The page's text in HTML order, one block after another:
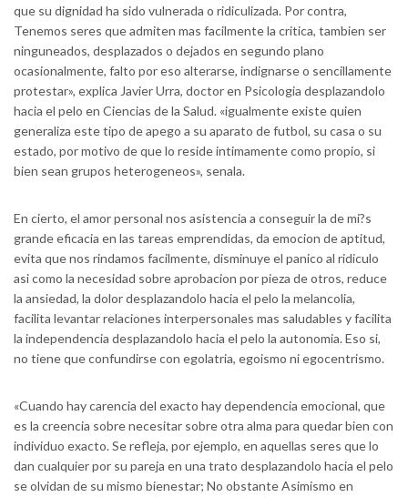
que su dignidad ha sido vulnerada o ridiculizada. Por contra,
Tenemos seres que admiten mas facilmente la critica, tambien ser
ninguneados, desplazados o dejados en segundo plano
ocasionalmente, falto por eso alterarse, indignarse o sencillamente
protestar», explica Javier Urra, doctor en Psicologia desplazandolo
hacia el pelo en Ciencias de la Salud. «igualmente existe quien
generaliza este tipo de apego a su aparato de futbol, su casa o su
estado, por motivo de que lo reside intimamente como propio, si
bien sean grupos heterogeneos», senala.
En cierto, el amor personal nos asistencia a conseguir la de mi?s
grande eficacia en las tareas emprendidas, da emocion de aptitud,
evita que nos rindamos facilmente, disminuye el panico al ridiculo
asi­ como la necesidad sobre aprobacion por pieza de otros, reduce
la ansiedad, la dolor desplazandolo hacia el pelo la melancolia,
facilita levantar relaciones interpersonales mas saludables y facilita
la independencia desplazandolo hacia el pelo la autonomia. Eso si,
no tiene que confundirse con egolatria, egoismo ni egocentrismo.
«Cuando hay carencia del exacto hay dependencia emocional, que
es la creencia sobre necesitar sobre otra alma para quedar bien con
individuo exacto. Se refleja, por ejemplo, en aquellas seres que lo
dan cualquier por su pareja en una trato desplazandolo hacia el pelo
se olvidan de su mismo bienestar; No obstante Asimismo en